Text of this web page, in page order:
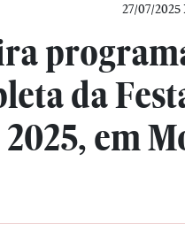
27/07/2025
da
em